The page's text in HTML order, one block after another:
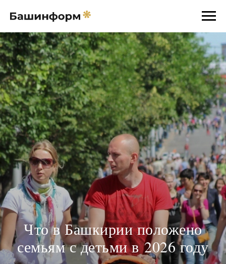
Что в Башкирии положено
семьям с детьми в 2026 году